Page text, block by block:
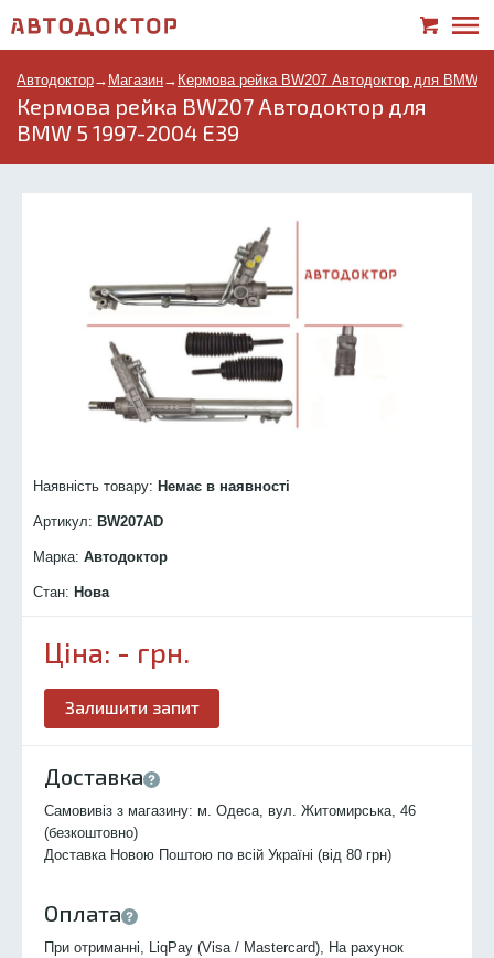
Автодоктор→ Магазин→ Кермова рейка BW207 Автодоктор для BMW
Кермова рейка BW207 Автодоктор для
BMW 5 1997-2004 E39
Наявність товару: Немає в наявності
Артикул: BW207AD
Марка: Автодоктор
Стан: Нова
Ціна: - грн.
Залишити запит
Доставка
Самовивіз з магазину: м. Одеса, вул. Житомирська, 46
(безкоштовно)
Доставка Новою Поштою по всій Україні (від 80 грн)
Оплата
При отриманні, LiqPay (Visa / Mastercard), На рахунок